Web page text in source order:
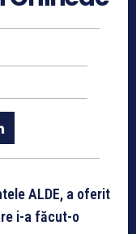
ALDE, a oferit
i-a făcut-o